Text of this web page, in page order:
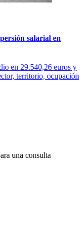
salarial en
en 29.540,26 euros y
territorio, ocupación
una consulta